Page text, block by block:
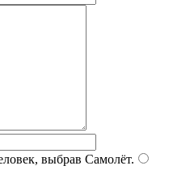
выбрав Самолёт.